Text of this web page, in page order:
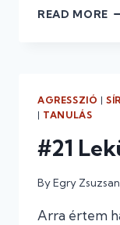
READ MORE
AGRESSZIÓ |
| TANULÁS
#21
ByEgry
Arra értem